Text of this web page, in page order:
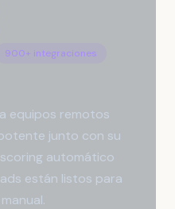
900+ integraciones
equipos remotos
junto con su
scoring automático
están listos para